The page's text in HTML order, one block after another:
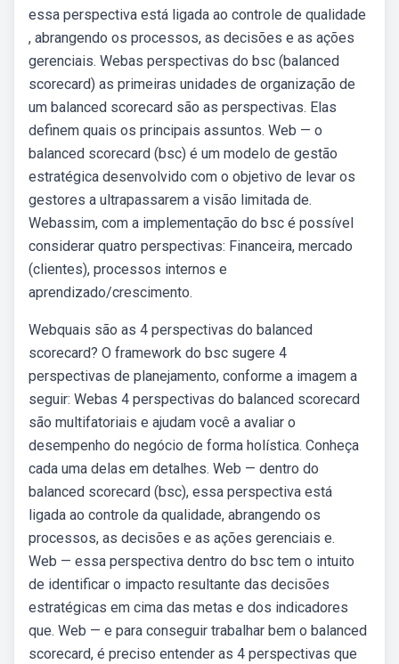
essa perspectiva está ligada ao controle de qualidade
, abrangendo os processos, as decisões e as ações
gerenciais. Webas perspectivas do bsc (balanced
scorecard) as primeiras unidades de organização de
um balanced scorecard são as perspectivas. Elas
definem quais os principais assuntos. Web — o
balanced scorecard (bsc) é um modelo de gestão
estratégica desenvolvido com o objetivo de levar os
gestores a ultrapassarem a visão limitada de.
Webassim, com a implementação do bsc é possível
considerar quatro perspectivas: Financeira, mercado
(clientes), processos internos e
aprendizado/crescimento.
Webquais são as 4 perspectivas do balanced
scorecard? O framework do bsc sugere 4
perspectivas de planejamento, conforme a imagem a
seguir: Webas 4 perspectivas do balanced scorecard
são multifatoriais e ajudam você a avaliar o
desempenho do negócio de forma holística. Conheça
cada uma delas em detalhes. Web — dentro do
balanced scorecard (bsc), essa perspectiva está
ligada ao controle da qualidade, abrangendo os
processos, as decisões e as ações gerenciais e.
Web — essa perspectiva dentro do bsc tem o intuito
de identificar o impacto resultante das decisões
estratégicas em cima das metas e dos indicadores
que. Web — e para conseguir trabalhar bem o balanced
scorecard, é preciso entender as 4 perspectivas que